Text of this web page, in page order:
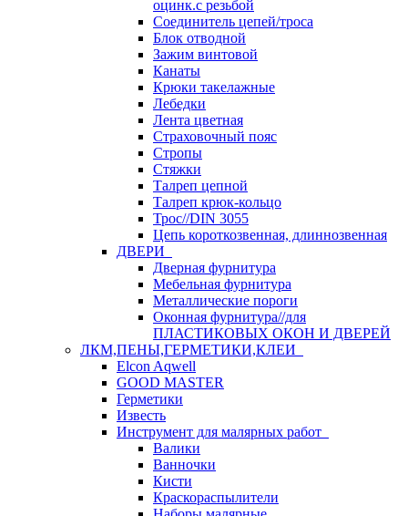
оцинк.с резьбой
Соединитель цепей/троса
Блок отводной
Зажим винтовой
Канаты
Крюки такелажные
Лебедки
Лента цветная
Страховочный пояс
Стропы
Стяжки
Талреп цепной
Талреп крюк-кольцо
Трос//DIN 3055
Цепь короткозвенная, длиннозвенная
ДВЕРИ
Дверная фурнитура
Мебельная фурнитура
Металлические пороги
Оконная фурнитура//для
ПЛАСТИКОВЫХ ОКОН И ДВЕРЕЙ
ЛКМ,ПЕНЫ,ГЕРМЕТИКИ,КЛЕИ
Elcon Aqwell
GOOD MASTER
Герметики
Известь
Инструмент для малярных работ
Валики
Ванночки
Кисти
Краскораспылители